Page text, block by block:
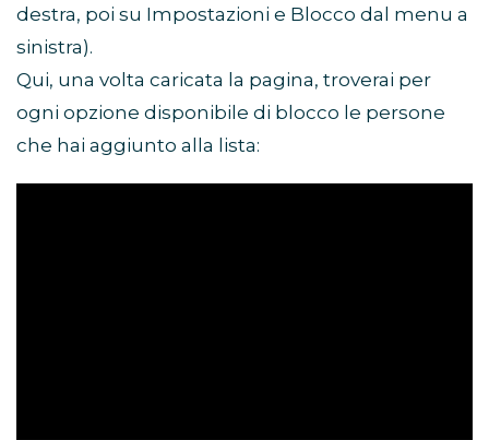
destra, poi su Impostazioni e Blocco dal menu a
sinistra).
Qui, una volta caricata la pagina, troverai per
ogni opzione disponibile di blocco le persone
che hai aggiunto alla lista: